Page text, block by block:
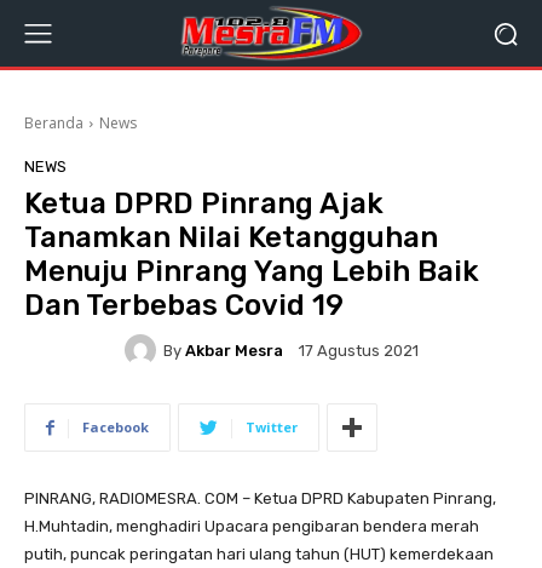
Beranda News
NEWS
Ketua DPRD Pinrang Ajak
Tanamkan Nilai Ketangguhan
Menuju Pinrang Yang Lebih Baik
Dan Terbebas Covid 19
By Akbar Mesra 17 Agustus 2021
Facebook Twitter
PINRANG, RADIOMESRA. COM – Ketua DPRD Kabupaten Pinrang,
H.Muhtadin, menghadiri Upacara pengibaran bendera merah
putih, puncak peringatan hari ulang tahun (HUT) kemerdekaan